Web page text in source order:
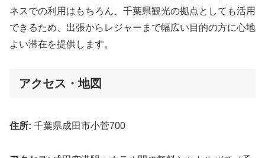
ネスでの利用はもちろん、千葉県観光の拠点としても活用
できるため、出張からレジャーまで幅広い目的の方に心地
よい滞在を提供します。
アクセス・地図
住所: 千葉県成田市小菅700